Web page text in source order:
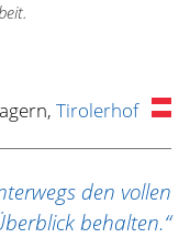
Tirolerhof
den vollen
behalten.“